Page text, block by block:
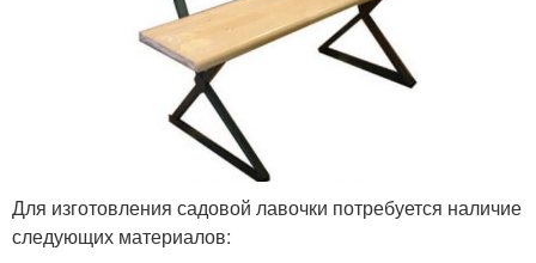
Для изготовления садовой лавочки потребуется наличие
следующих материалов: